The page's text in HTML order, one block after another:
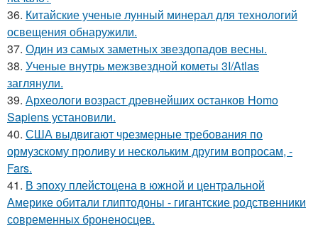
36. Китайские ученые лунный минерал для технологий
освещения обнаружили.
37. Один из самых заметных звездопадов весны.
38. Ученые внутрь межзвездной кометы 3I/Atlas
заглянули.
39. Археологи возраст древнейших останков Homo
Sapiens установили.
40. США выдвигают чрезмерные требования по
ормузскому проливу и нескольким другим вопросам, -
Fars.
41. В эпоху плейстоцена в южной и центральной
Америке обитали глиптодоны - гигантские родственники
современных броненосцев.